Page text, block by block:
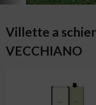
Villette a
VECCHIANO
Planimetrie